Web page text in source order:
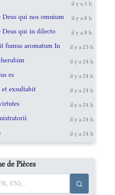
il y a 5 h
Deus qui nos omnium il y a 8 h
Deus qui in dilecto il y a 8 h
fumus aromatum In il y a 23 h
il y a 24 h
es il y a 24 h
et exsultabit il y a 24 h
il y a 24 h
il y a 24 h
il y a 24 h
de Pièces